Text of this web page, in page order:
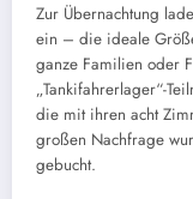
Zur Übernachtung
ein – die ideale
ganze Familien oder
„Tankifahrerlager“-
die mit ihren acht
großen Nachfrage
gebucht.